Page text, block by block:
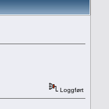
Loggført